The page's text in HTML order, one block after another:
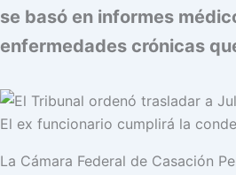
se basó en informes
enfermedades crónicas
El ex funcionario cumplirá la
La Cámara Federal de Casación